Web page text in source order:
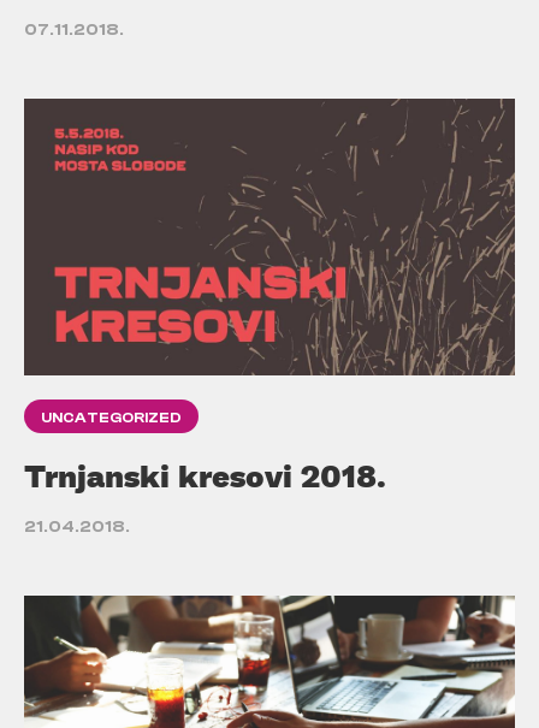
07.11.2018.
UNCATEGORIZED
Trnjanski kresovi 2018.
21.04.2018.